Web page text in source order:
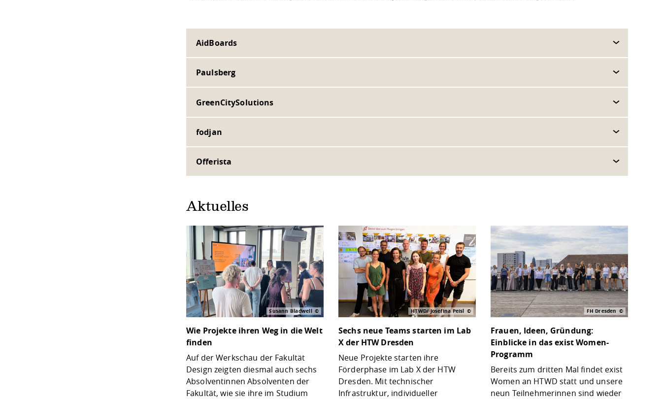
AidBoards
Paulsberg
GreenCitySolutions
fodjan
Offerista
Aktuelles
Wie Projekte ihren Weg in die Welt
finden
Auf der Werkschau der Fakultät
Design zeigten diesmal auch sechs
Absolventinnen Absolventen der
Fakultät, wie sie ihre im Studium
Susann Bladwell
Sechs neue Teams starten im Lab
X der HTW Dresden
Neue Projekte starten ihre
Förderphase im Lab X der HTW
Dresden. Mit technischer
Infrastruktur, individueller
HTWD/ Josefina Peisl
Frauen, Ideen, Gründung:
Einblicke in das exist Women-
Programm
Bereits zum dritten Mal findet exist
Women an HTWD statt und unsere
neun Teilnehmerinnen sind wieder
FH Dresden